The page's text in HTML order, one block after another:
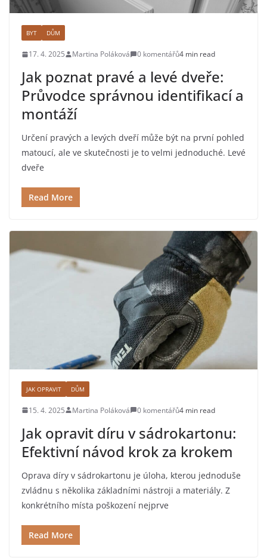
BYT DŮM
17. 4. 2025 Martina Poláková 0 komentářů4 min read
Jak poznat pravé a levé dveře:
Průvodce správnou identifikací a
montáží
Určení pravých a levých dveří může být na první pohled
matoucí, ale ve skutečnosti je to velmi jednoduché. Levé
dveře
Read More
JAK OPRAVIT DŮM
15. 4. 2025 Martina Poláková 0 komentářů4 min read
Jak opravit díru v sádrokartonu:
Efektivní návod krok za krokem
Oprava díry v sádrokartonu je úloha, kterou jednoduše
zvládnu s několika základními nástroji a materiály. Z
konkrétního místa poškození nejprve
Read More